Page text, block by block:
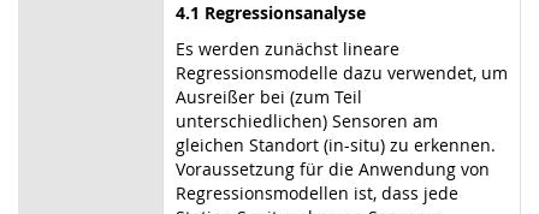
4.1 Regressionsanalyse
Es werden zunächst lineare
Regressionsmodelle dazu verwendet, um
Ausreißer bei (zum Teil
unterschiedlichen) Sensoren am
gleichen Standort (in-situ) zu erkennen.
Voraussetzung für die Anwendung von
Regressionsmodellen ist, dass jede